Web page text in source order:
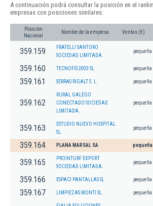
A continuación podrá consultar la posición en el
empresas con posiciones similares:
Posición
Nacional
Nombre de la empresa Ventas (€)
359.159
FRATELLI SANTORO
SOCIEDAD LIMITADA.
pequeña
359.160 TECNOFIS 2003 SL pequeña
359.161 SERRAS RIGALT S. L. pequeña
359.162
RURAL GALEGO
CONECTADO SOCIEDAD
LIMITADA.
pequeña
359.163
ESTUDIO NUEVO HOSPITAL
SL.
pequeña
359.164 PLANA MARSAL SA pequeña
359.165
PROINTURF EXPORT
SOCIEDAD LIMITADA.
pequeña
359.166 ESPACI PANTALLAS SL pequeña
359.167 LIMPIEZAS MONTI SL. pequeña